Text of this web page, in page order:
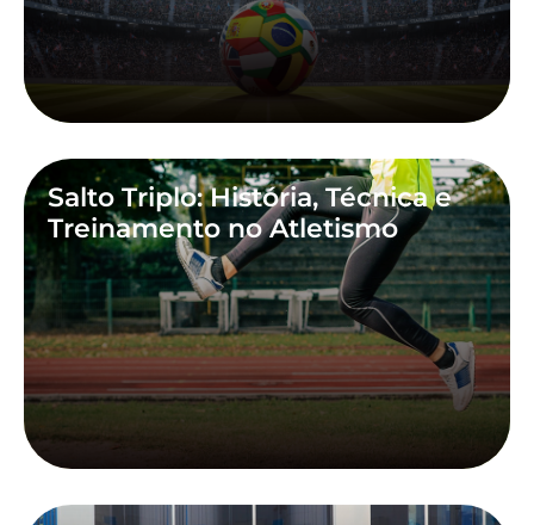
Salto Triplo: História, Técnica e
Treinamento no Atletismo